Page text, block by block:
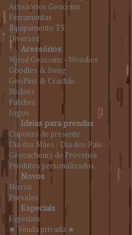
Acessórios Geocoins
Ferramentas
Equipamento T5
Diversos
Acessórios
Wood Geocoins - Woodies
Goodies & Swag
GeoPins & Crachás
Stickers
Patches
Jogos
Ideias para prendas
Cupones de presente
Dia das Mães / Dia dos Pais
Géocacheurs de Provence
Produtos personalizados
Novos
Novos
Presales
Especiais
Especiais
★ Venda privada ★